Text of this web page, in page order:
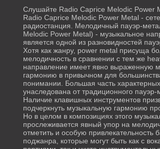
Radio Caprice
Atmospheric
Doom
Radio Caprice
Symphonic Power
Metal
Слушайте Radio Caprice Melodic Power
Radio Caprice Melodic Power Metal -
радиостанция. Мелодичный пауэр-
Melodic Power Metal) - музыкальное
является одной из разновидностей
Хотя как жанру, power metal присуща
мелодичность в сравнении с тем же
направление имеет явно выраженную
гармонию в привычном для
понимании. Большая часть
унаследована от традиционного пауэр-
Наличие клавишных инструментов
подчеркнуть музыкальную гармонию
Но в целом в композициях этого
прослеживается явный упор на
отметить и особую привлекательность
поджанра, которые могут быть как с